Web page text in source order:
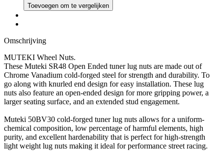
Toevoegen om te vergelijken
Omschrijving
MUTEKI Wheel Nuts.
These Muteki SR48 Open Ended tuner lug nuts are made out of
Chrome Vanadium cold-forged steel for strength and durability. To
go along with knurled end design for easy installation. These lug
nuts also feature an open-ended design for more gripping power, a
larger seating surface, and an extended stud engagement.
Muteki 50BV30 cold-forged tuner lug nuts allows for a uniform-
chemical composition, low percentage of harmful elements, high
purity, and excellent hardenability that is perfect for high-strength
light weight lug nuts making it ideal for performance street racing.